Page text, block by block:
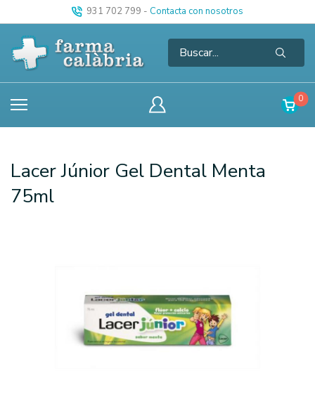
931 702 799 - Contacta con nosotros
0
Lacer Júnior Gel Dental Menta
75ml